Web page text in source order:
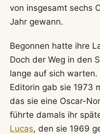
von insgesamt sechs
Jahr gewann.
Begonnen hatte ihre
Doch der Weg in den
lange auf sich
Editorin gab sie 1973
das sie eine Oscar-
führte damals ihr
Lucas, den sie 1969